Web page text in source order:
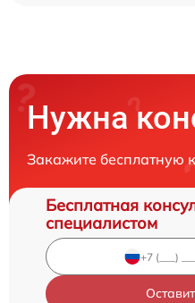
Нужна
Закажите бесплатную
Бесплатная
специалистом